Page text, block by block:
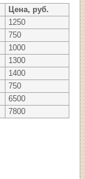
Цена, руб.
1250
750
1000
1300
1400
750
6500
7800